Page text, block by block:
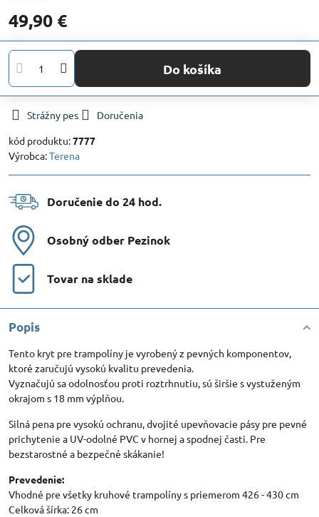
49,90 €
Do košíka
Strážny pes
Doručenia
kód produktu:7777
Výrobca:Terena
Doručenie do 24 hod​.
Osobný odber Pezinok
Tovar na sklade
Popis
Tento kryt pre trampolíny je vyrobený z pevných komponentov,
ktoré zaručujú vysokú kvalitu prevedenia.
Vyznačujú sa odolnosťou proti roztrhnutiu, sú širšie s vystuženým
okrajom s 18 mm výplňou.
Silná pena pre vysokú ochranu, dvojité upevňovacie pásy pre pevné
prichytenie a UV-odolné PVC v hornej a spodnej časti. Pre
bezstarostné a bezpečné skákanie!
Prevedenie:
Vhodné pre všetky kruhové trampolíny s priemerom 426 - 430 cm
Celková šírka: 26 cm